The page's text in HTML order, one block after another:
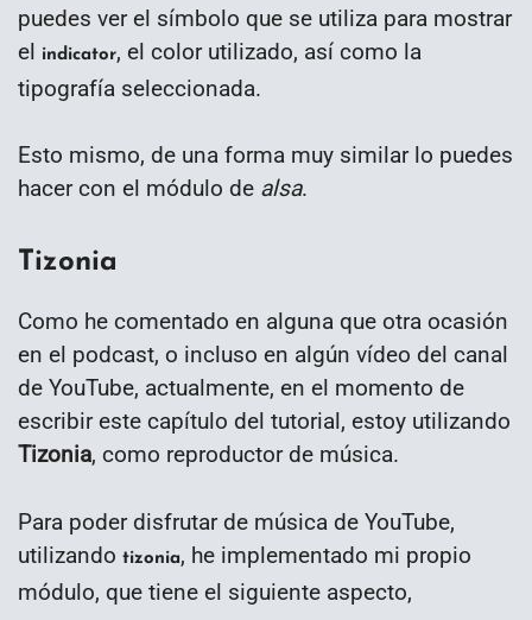
puedes ver el símbolo que se utiliza para mostrar
el indicator, el color utilizado, así como la
tipografía seleccionada.
Esto mismo, de una forma muy similar lo puedes
hacer con el módulo de alsa.
Tizonia
Como he comentado en alguna que otra ocasión
en el podcast, o incluso en algún vídeo del canal
de YouTube, actualmente, en el momento de
escribir este capítulo del tutorial, estoy utilizando
Tizonia, como reproductor de música.
Para poder disfrutar de música de YouTube,
utilizando tizonia, he implementado mi propio
módulo, que tiene el siguiente aspecto,